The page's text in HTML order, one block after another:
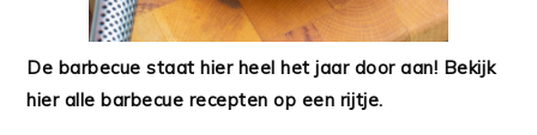
De barbecue staat hier heel het jaar door aan! Bekijk
hier alle barbecue recepten op een rijtje.